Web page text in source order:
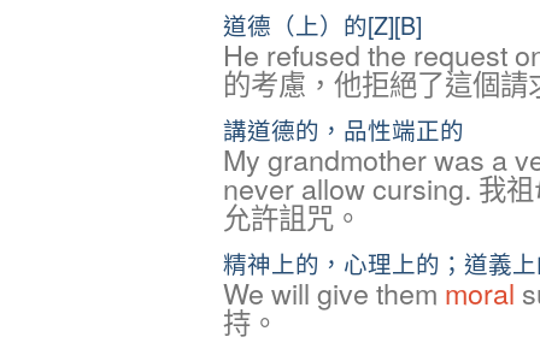
道德（上）的[Z][B]
He refused the request
的考慮，他拒絕了這個請
講道德的，品性端正的
My grandmother was a
never allow cursing. 我
允許詛咒。
精神上的，心理上的；道義
We will give them moral
持。